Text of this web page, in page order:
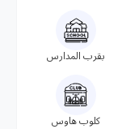
بقرب المدارس
كلوب هاوس